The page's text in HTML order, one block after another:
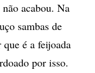
acabou. Na
sambas de
é a feijoada
por isso.